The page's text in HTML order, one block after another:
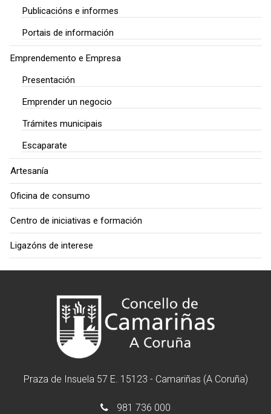
Publicacións e informes
Portais de información
Emprendemento e Empresa
Presentación
Emprender un negocio
Trámites municipais
Escaparate
Artesanía
Oficina de consumo
Centro de iniciativas e formación
Ligazóns de interese
Praza de Insuela 57 E. 15123 - Camariñas (A Coruña)
981 736 000